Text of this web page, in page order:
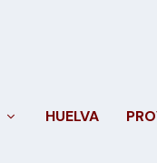
HUELVA